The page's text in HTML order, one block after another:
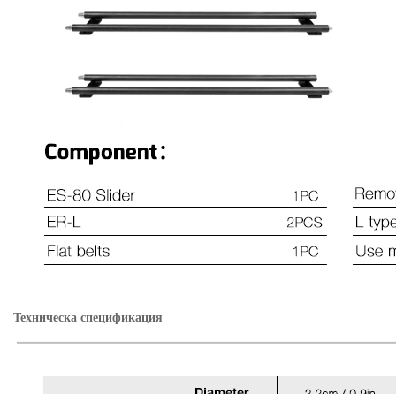
Техническа спецификация